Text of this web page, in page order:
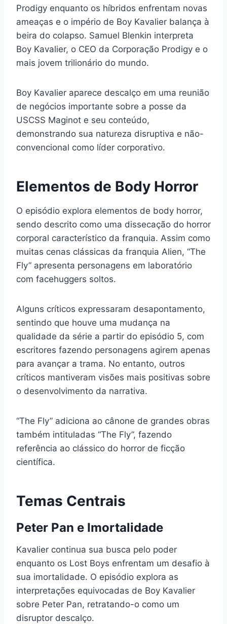
Prodigy enquanto os híbridos enfrentam novas
ameaças e o império de Boy Kavalier balança à
beira do colapso. Samuel Blenkin interpreta
Boy Kavalier, o CEO da Corporação Prodigy e o
mais jovem trilionário do mundo.
Boy Kavalier aparece descalço em uma reunião
de negócios importante sobre a posse da
USCSS Maginot e seu conteúdo,
demonstrando sua natureza disruptiva e não-
convencional como líder corporativo.
Elementos de Body Horror
O episódio explora elementos de body horror,
sendo descrito como uma dissecação do horror
corporal característico da franquia. Assim como
muitas cenas clássicas da franquia Alien, “The
Fly” apresenta personagens em laboratório
com facehuggers soltos.
Alguns críticos expressaram desapontamento,
sentindo que houve uma mudança na
qualidade da série a partir do episódio 5, com
escritores fazendo personagens agirem apenas
para avançar a trama. No entanto, outros
críticos mantiveram visões mais positivas sobre
o desenvolvimento da narrativa.
“The Fly” adiciona ao cânone de grandes obras
também intituladas “The Fly”, fazendo
referência ao clássico do horror de ficção
científica.
Temas Centrais
Peter Pan e Imortalidade
Kavalier continua sua busca pelo poder
enquanto os Lost Boys enfrentam um desafio à
sua imortalidade. O episódio explora as
interpretações equivocadas de Boy Kavalier
sobre Peter Pan, retratando-o como um
disruptor descalço.